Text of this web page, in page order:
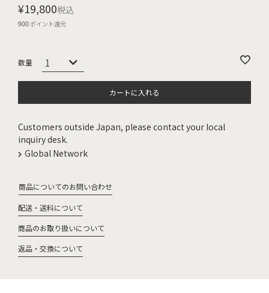
¥19,800税込
900ポイント還元
カートに入れる
Customers outside Japan, please contact your local
inquiry desk.
Global Network
商品についてのお問い合わせ
配送・送料について
商品のお取り扱いについて
返品・交換について